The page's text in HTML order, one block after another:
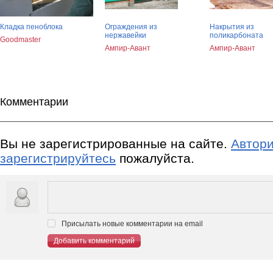
Кладка пеноблока
Goodmaster
Ограждения из
нержавейки
Ампир-Авант
Накрытия из
поликарбоната
Ампир-Авант
Комментарии
Вы не зарегистрированные на сайте.
зарегистрируйтесь пожалуйста.
Присылать новые комментарии на email
Добавить комментарий